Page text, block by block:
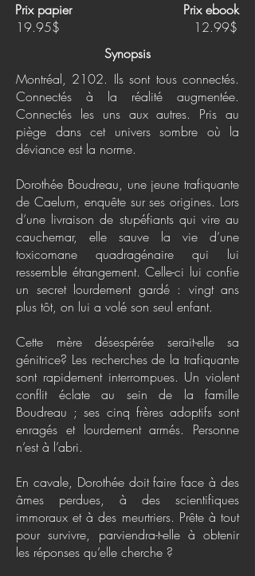
Prix papier
Prix ebook
19.95$
12.99$
Synopsis
Montréal, 2102. Ils sont tous connectés.
Connectés à la réalité augmentée.
Connectés les uns aux autres. Pris au
piège dans cet univers sombre où la
déviance est la norme.
Dorothée Boudreau, une jeune trafiquante
de Caelum, enquête sur ses origines. Lors
d’une livraison de stupéfiants qui vire au
cauchemar, elle sauve la vie d’une
toxicomane quadragénaire qui lui
ressemble étrangement. Celle-ci lui confie
un secret lourdement gardé : vingt ans
plus tôt, on lui a volé son seul enfant.
Cette mère désespérée serait-elle sa
génitrice? Les recherches de la trafiquante
sont rapidement interrompues. Un violent
conflit éclate au sein de la famille
Boudreau ; ses cinq frères adoptifs sont
enragés et lourdement armés. Personne
n’est à l’abri.
En cavale, Dorothée doit faire face à des
âmes perdues, à des scientifiques
immoraux et à des meurtriers. Prête à tout
pour survivre, parviendra-t-elle à obtenir
les réponses qu’elle cherche ?